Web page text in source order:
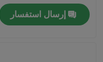
إرسال استفسار